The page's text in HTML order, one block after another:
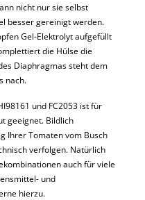
nicht nur sie selbst
besser gereinigt werden.
Gel-Elektrolyt aufgefüllt
die Hülse die
Diaphragmas steht dem
nach.
und FC2053 ist für
geeignet. Bildlich
Ihrer Tomaten vom Busch
verfolgen. Natürlich
auch für viele
und
hierzu.